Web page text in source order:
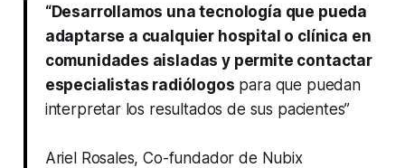
“Desarrollamos una tecnología que pueda
adaptarse a cualquier hospital o clínica en
comunidades aisladas y permite contactar
especialistas radiólogos para que puedan
interpretar los resultados de sus pacientes”
Ariel Rosales, Co-fundador de Nubix